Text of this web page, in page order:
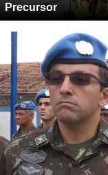
Precursor